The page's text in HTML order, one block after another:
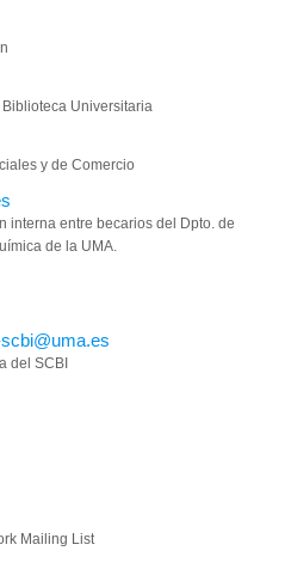
Universitaria
y de Comercio
interna entre becarios del Dpto. de
de la UMA.
del SCBI
Mailing List